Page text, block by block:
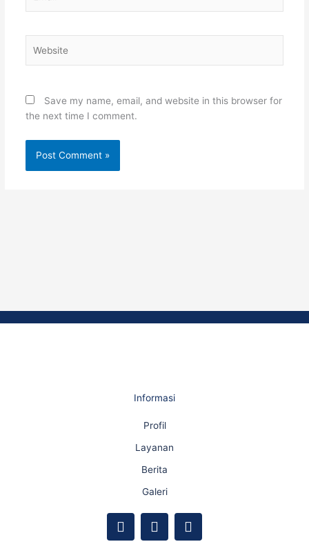
Save my name, email, and website in this browser for
the next time I comment.
Informasi
Profil
Layanan
Berita
Galeri
F
a
Y
o
I
n